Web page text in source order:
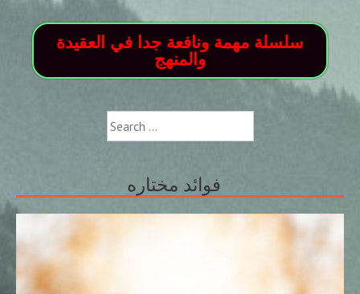
سلسلة مهمة ونافعة جدا في العقيدة
والمنهج
Search
for:
فوائد مختاره